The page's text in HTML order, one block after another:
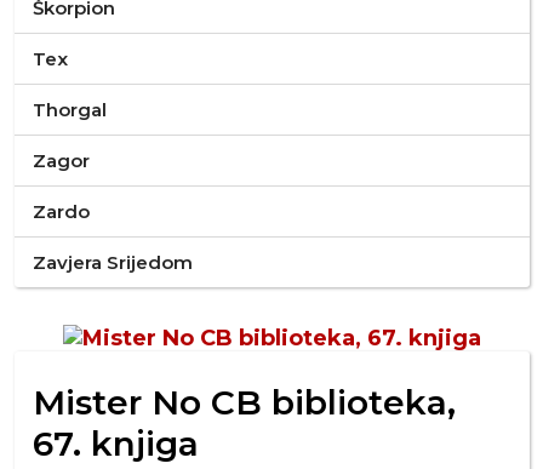
Škorpion
Tex
Thorgal
Zagor
Zardo
Zavjera Srijedom
Mister No CB biblioteka,
67. knjiga